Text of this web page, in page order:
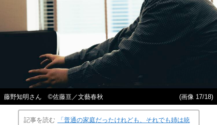
藤野知明さん ©佐藤亘／文藝春秋 (画像 17/18)
記事を読む 「普通の家庭だったけれども、それでも姉は統